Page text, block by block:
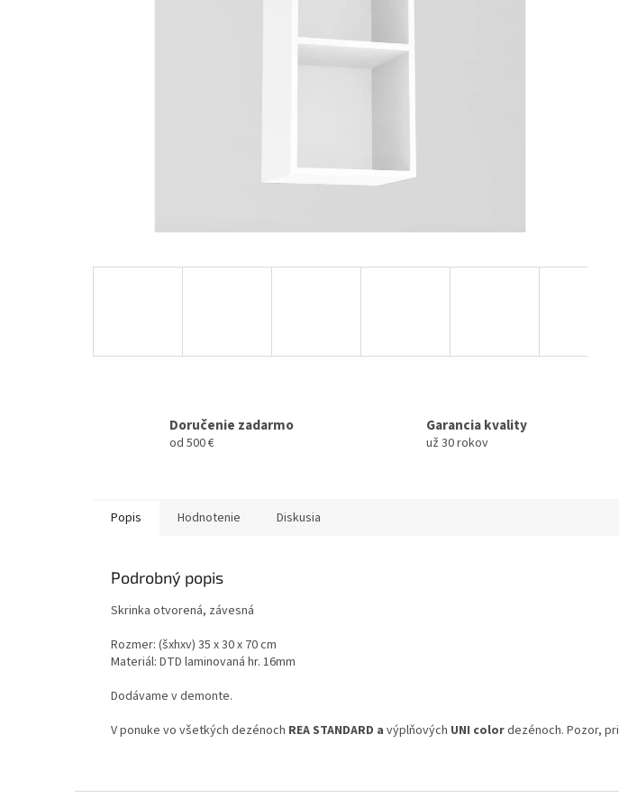
Doručenie zadarmo
od 500 €
Garancia kvality
už 30 rokov
Popis Hodnotenie Diskusia
Podrobný popis
Skrinka otvorená, závesná
Rozmer: (šxhxv) 35 x 30 x 70 cm
Materiál: DTD laminovaná hr. 16mm
Dodávame v demonte.
V ponuke vo všetkých dezénoch REA STANDARD a výplňových UNI colordezénoch. Pozor, pri